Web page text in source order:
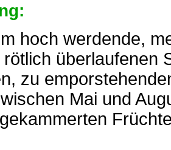
hoch werdende,
überlaufenen
zu
Mai und